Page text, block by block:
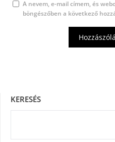
A nevem, e-mail címem, és
böngészőben a következő
KERESÉS